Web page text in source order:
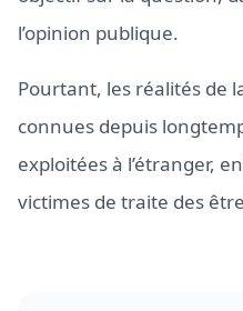
l’opinion publique.
Pourtant, les réalités de
connues depuis
exploitées à l’étranger,
victimes de traite des